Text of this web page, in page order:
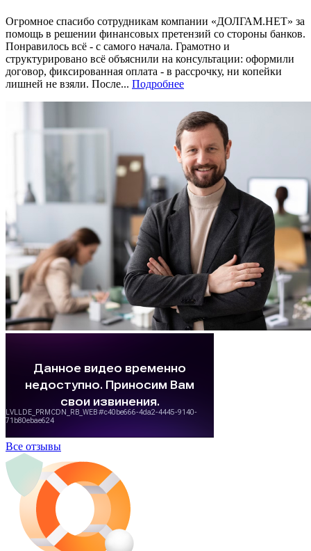
Огромное спасибо сотрудникам компании «ДОЛГАМ.НЕТ» за
помощь в решении финансовых претензий со стороны банков.
Понравилось всё - с самого начала. Грамотно и
структурировано всё объяснили на консультации: оформили
договор, фиксированная оплата - в рассрочку, ни копейки
лишней не взяли. После... Подробнее
Все отзывы